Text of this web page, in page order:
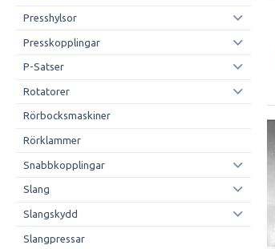
Presshylsor
Presskopplingar
P-Satser
Rotatorer
Rörbocksmaskiner
Rörklammer
Snabbkopplingar
Slang
Slangskydd
Slangpressar